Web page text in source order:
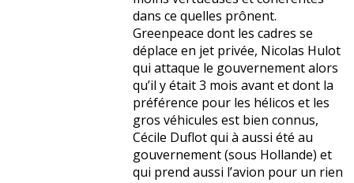
dans ce quelles prônent.
Greenpeace dont les cadres se
déplace en jet privée, Nicolas Hulot
qui attaque le gouvernement alors
qu’il y était 3 mois avant et dont la
préférence pour les hélicos et les
gros véhicules est bien connus,
Cécile Duflot qui à aussi été au
gouvernement (sous Hollande) et
qui prend aussi l’avion pour un rien